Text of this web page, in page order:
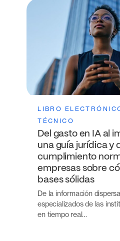
LIBRO
TÉCNICO
Del gasto en IA al
una guía jurídica y
cumplimiento
empresas sobre
bases sólidas
De la información
especializados de las
en tiempo real…